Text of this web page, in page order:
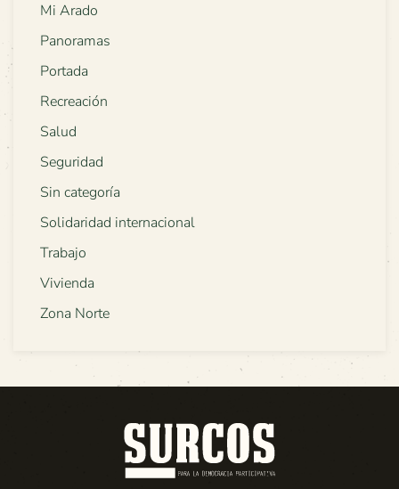
Mi Arado
Panoramas
Portada
Recreación
Salud
Seguridad
Sin categoría
Solidaridad internacional
Trabajo
Vivienda
Zona Norte